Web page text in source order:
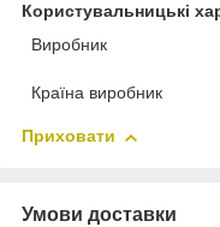
Користувальницькі
Виробник
Країна виробник
Приховати
Умови доставки